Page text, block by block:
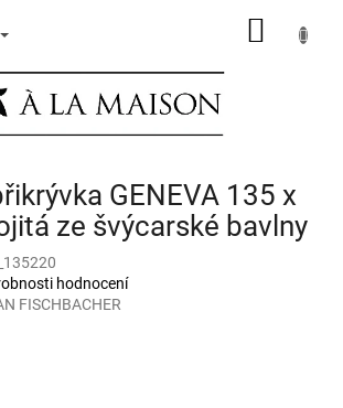
GENEVA 135 x
ze švýcarské bavlny
hodnocení
FISCHBACHER